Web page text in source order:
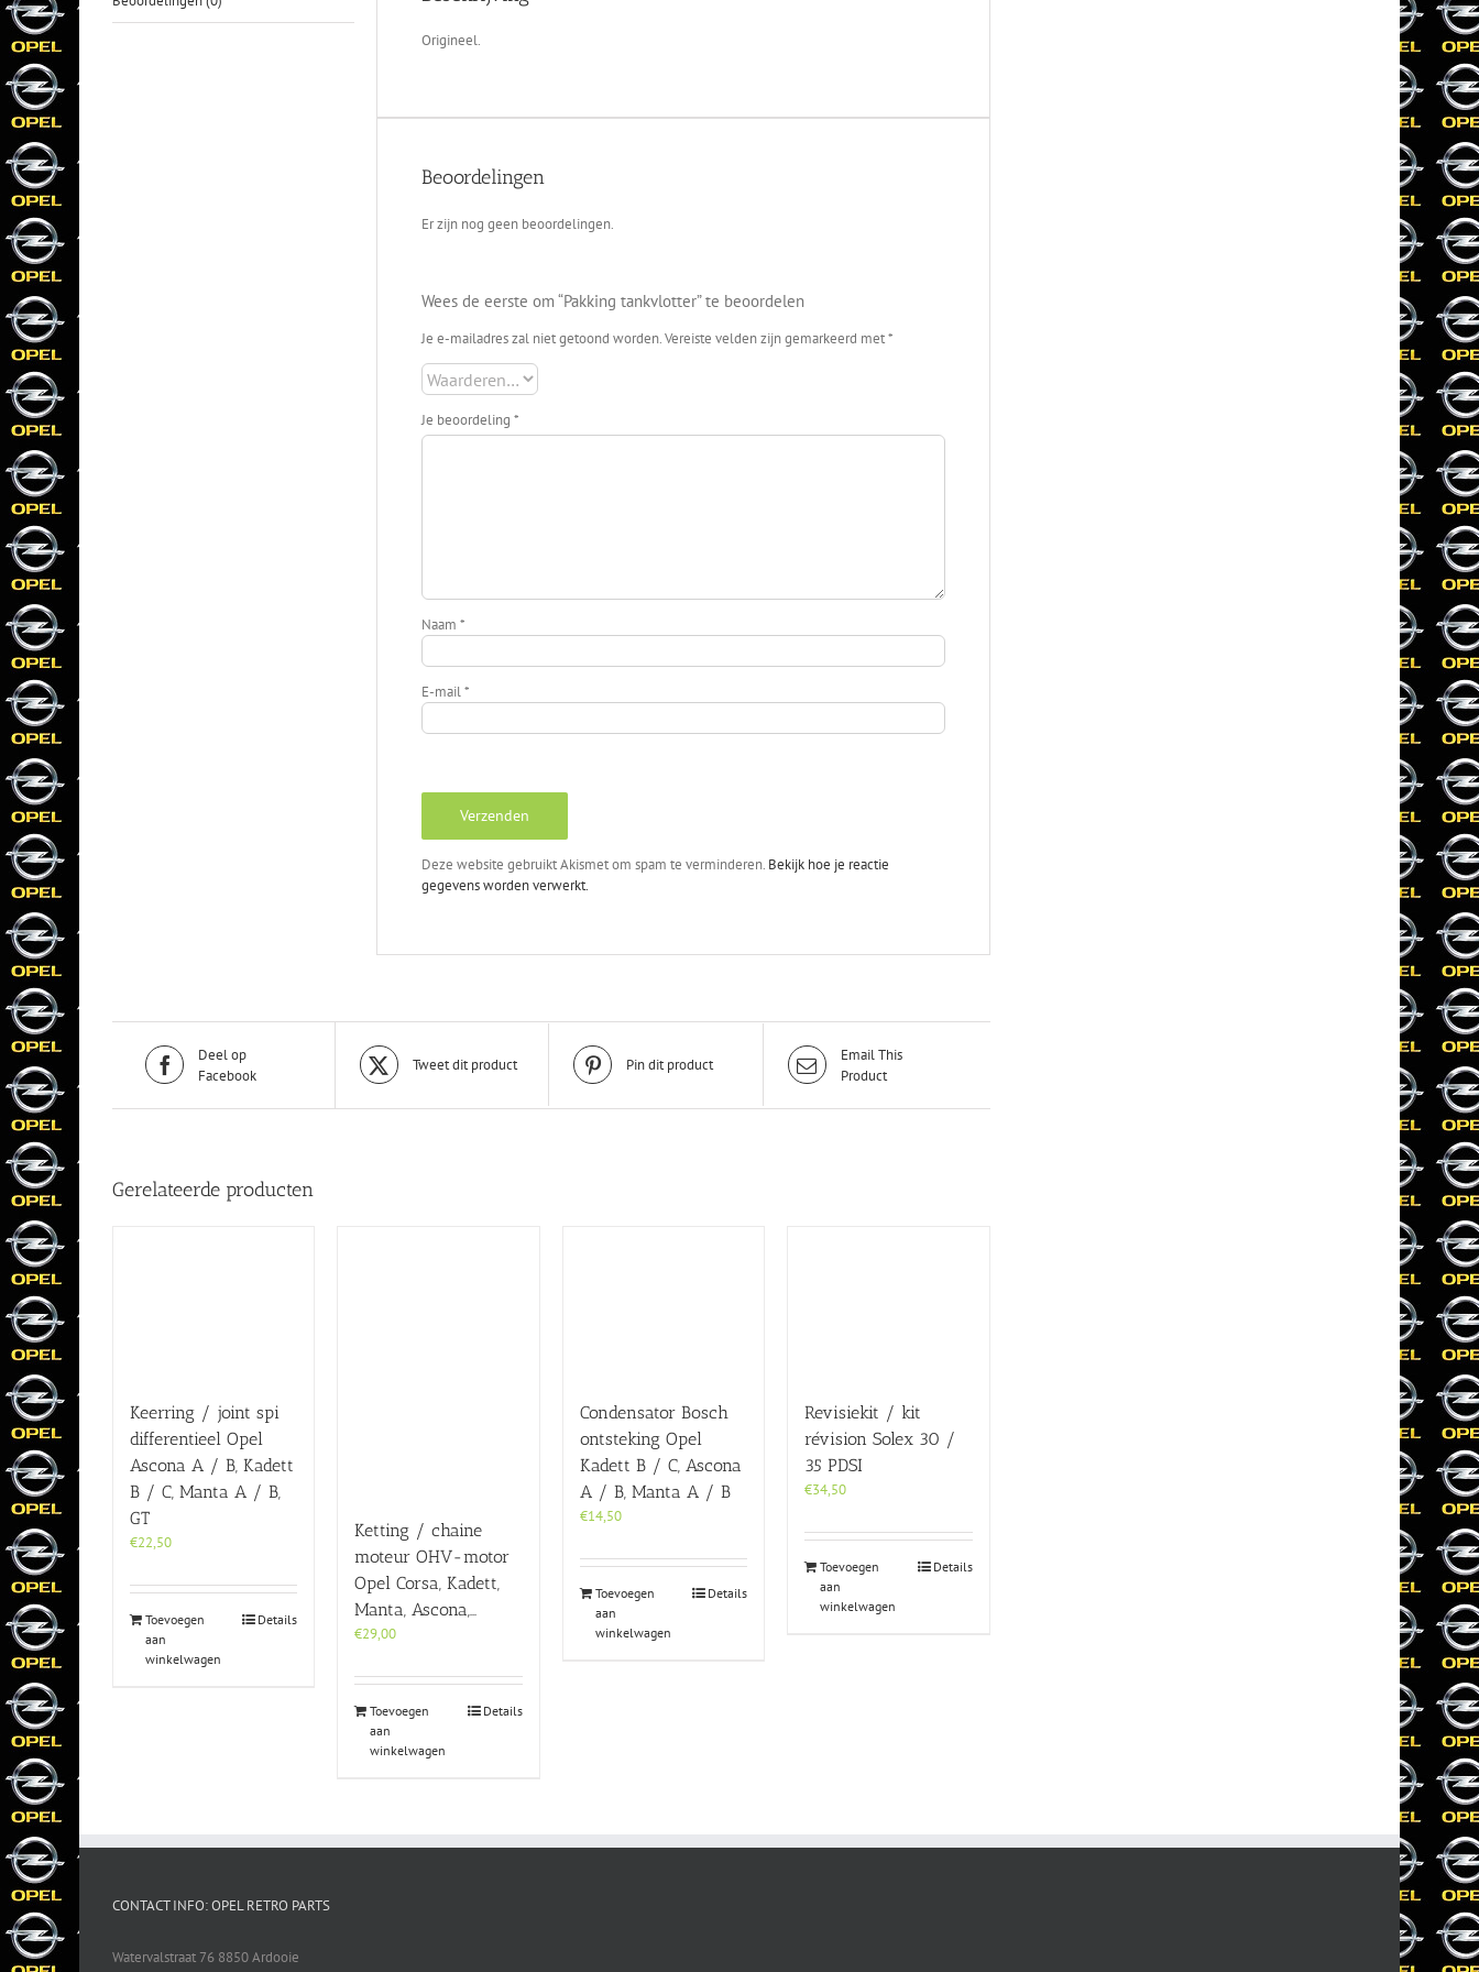
Origineel.
Beoordelingen
Er zijn nog geen beoordelingen.
Wees de eerste om “Pakking tankvlotter” te beoordelen
Je e-mailadres zal niet getoond worden.Vereiste velden zijn gemarkeerd met*
Je beoordeling *
Naam *
E-mail*
Deze website gebruikt Akismet om spam te verminderen. Bekijk hoe je reactie
gegevens worden verwerkt.
Deel op
Facebook
Tweet dit product Pin dit product
Email This
Product
Gerelateerde producten
Keerring / joint spi
differentieel Opel
Ascona A / B, Kadett
B / C, Manta A / B,
GT
€22,50
Toevoegen
aan
winkelwagen
Details
Ketting / chaine
moteur OHV-motor
Opel Corsa, Kadett,
Manta, Ascona,…
€29,00
Toevoegen
aan
winkelwagen
Details
Condensator Bosch
ontsteking Opel
Kadett B / C, Ascona
A / B, Manta A / B
€14,50
Toevoegen
aan
winkelwagen
Details
Revisiekit / kit
révision Solex 30 /
35 PDSI
€34,50
Toevoegen
aan
winkelwagen
Details
CONTACT INFO: OPEL RETRO PARTS
Watervalstraat 76 8850 Ardooie